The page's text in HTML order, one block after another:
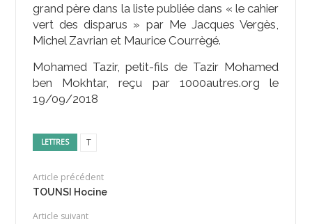
grand père dans la liste publiée dans « le cahier
vert des disparus » par Me Jacques Vergès,
Michel Zavrian et Maurice Courrègé.
Mohamed Tazir, petit-fils de Tazir Mohamed
ben Mokhtar, reçu par 1000autres.org le
19/09/2018
LETTRES T
Article précédent
TOUNSI Hocine
Article suivant